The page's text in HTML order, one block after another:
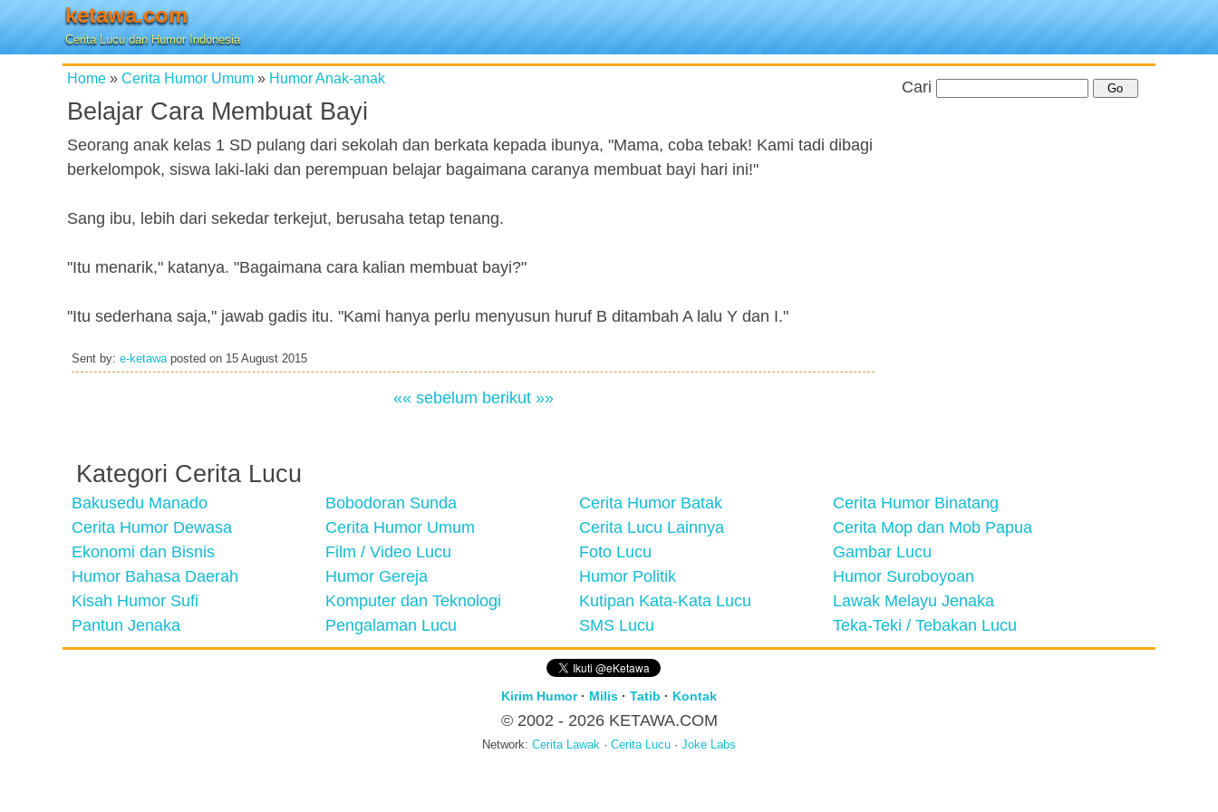
ketawa.com
Cerita Lucu dan Humor Indonesia
Home » Cerita Humor Umum » Humor Anak-anak
Belajar Cara Membuat Bayi
Seorang anak kelas 1 SD pulang dari sekolah dan berkata kepada ibunya, "Mama, coba tebak! Kami tadi dibagi
berkelompok, siswa laki-laki dan perempuan belajar bagaimana caranya membuat bayi hari ini!"
Sang ibu, lebih dari sekedar terkejut, berusaha tetap tenang.
"Itu menarik," katanya. "Bagaimana cara kalian membuat bayi?"
"Itu sederhana saja," jawab gadis itu. "Kami hanya perlu menyusun huruf B ditambah A lalu Y dan I."
Sent by: e-ketawaposted on 15 August 2015
«« sebelum berikut »»
Cari
Kategori Cerita Lucu
Bakusedu Manado Bobodoran Sunda Cerita Humor Batak
Cerita Humor Binatang
Cerita Humor Dewasa
Cerita Humor Umum Cerita Lucu Lainnya
Cerita Mop dan Mob Papua
Ekonomi dan Bisnis
Film / Video Lucu Foto Lucu
Gambar Lucu
Humor Bahasa Daerah
Humor Gereja Humor Politik
Humor Suroboyoan
Kisah Humor Sufi
Komputer dan Teknologi Kutipan Kata-Kata Lucu
Lawak Melayu Jenaka
Pantun Jenaka
Pengalaman Lucu SMS Lucu Teka-Teki / Tebakan Lucu
Kirim Humor· Milis · Tatib · Kontak
© 2002 - 2026 KETAWA.COM
Network: Cerita Lawak · Cerita Lucu · Joke Labs